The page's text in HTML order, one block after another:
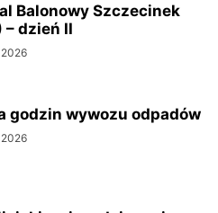
Balonowy Szczecinek
dzień II
godzin wywozu odpadów